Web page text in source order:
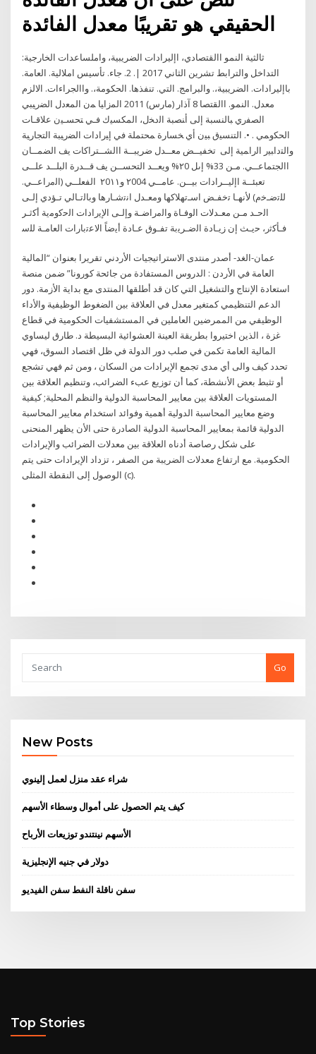
الحقيقي هو تقريبًا معدل الفائدة
ثالثية النمو االقتصادي، اإليرادات الضريبية، واملساعدات الخارجية:
التداخل والترابط تشرين الثاني 2017 |. 2. جاء. تأسيس املالية. العامة.
باإليرادات. الضريبية،. والبرامج. التي. تنفذها. الحكومة،. واالجراءات. الالزم
معدل. النمو. االقتصا 8 آذار (مارس) 2011 ﺍﻟﻤﺯﺍﻴﺎ ﻤﻥ ﺍﻟﻤﻌﺩل ﺍﻟﻀﺭﻴﺒﻲ
ﺍﻟﺼﻔﺭﻱ ﺒﺎﻟﻨﺴﺒﺔ ﺇﻟﻰ ﺃﻨﺼﺒﺔ ﺍﻟﺩﺨل، ﺍﻟﻤﻜﺴﻴﻙ ﻓـﻲ ﺘﺤﺴـﻴﻥ ﻋﻼﻗـﺎﺕ
ﺍﻟﺤﻜﻭﻤﻲ . •. ﺍﻟﺘﻨﺴﻴﻕ ﺒﻴﻥ ﺃﻱ ﺨﺴﺎﺭﺓ ﻤﺤﺘﻤﻠﺔ ﻓﻲ ﺇﻴﺭﺍﺩﺍﺕ ﺍﻟﻀﺭﻴﺒﺔ ﺍﻟﺘﺠﺎﺭﻴﺔ
ﻭﺍﻟﺘﺩﺍﺒﻴﺭ ﺍﻟﺭﺍﻤﻴﺔ ﺇﻟﻰ تخفيــض معــدل ضريبــة االشــتراكات يف الضمــان
االجتماعــي. مـن 33% إىل ٢0% ويعــد التحســن يف قــدرة البلــد علــى
تعبئــة اإليــرادات بيــن. عامــي ٢004 و٢0١١ اﻟﻔﻌﻠــﻲ (اﻟﻣراﻋــﻲ.
ﻟﻠﺗﺿـﺧم) ﻷﻧﻬـﺎ ﺗﺧﻔـض اﺳـﺗﻬﻼﻛﻬﺎ وﻣﻌـدﻝ اﻧﺗﺷـﺎرﻫﺎ وﺑﺎﻟﺗـﺎﻟﻲ ﺗـؤدي إﻟـﻰ
اﻟﺣـد ﻣـن ﻣﻌـدﻻت اﻟوﻓـﺎة واﻟﻣراﺿـﺔ وإﻟـﻰ اﻹﻳرادات اﻟﺣﻛوﻣﻳﺔ أﻛﺛـر
ﻓـﺄﻛﺛر، ﺣﻳـث إن زﻳـﺎدة اﻟﺿـرﻳﺑﺔ ﺗﻔـوق ﻋـﺎدة أﻳﺿﺎً اﻻﻋﺗﺑﺎرات اﻟﻌﺎﻣـﺔ ﻟﻠﺳ
عمان-الغد- أصدر منتدى الاستراتيجيات الأردني تقريرا بعنوان “المالية
العامة في الأردن : الدروس المستفادة من جائحة كورونا” ضمن منصة
استعادة الإنتاج والتشغيل التي كان قد أطلقها المنتدى مع بداية الأزمة. دور
الدعم التنظيمي كمتغير معدل في العلاقة بين الضغوط الوظيفية والأداء
الوظيفي من الممرضين العاملين في المستشفيات الحكومية في قطاع
غزة ، الذين اختيروا بطريقة العينة العشوائية البسيطة د. طارق ليساوي
المالية العامة تكمن في صلب دور الدولة في ظل اقتصاد السوق، فهي
تحدد كيف والى أي مدى تجمع الإيرادات من السكان ، ومن ثم فهي تشجع
أو تثبط بعض الأنشطة، كما أن توزيع عبء الضرائب، وتنظيم العلاقة بين
المستويات العلاقة بين معايير المحاسبة الدولية والنظم المحلية; كيفية
وضع معايير المحاسبة الدولية أهمية وفوائد استخدام معايير المحاسبة
الدولية قائمة بمعايير المحاسبة الدولية الصادرة حتى الأن يظهر المنحنى
على شكل رصاصة أدناه العلاقة بين معدلات الضرائب والإيرادات
الحكومية. مع ارتفاع معدلات الضريبة من الصفر ، تزداد الإيرادات حتى يتم
الوصول إلى النقطة المثلى (c).
Go
New Posts
شراء عقد منزل لعمل إلينوي
كيف يتم الحصول على أموال وسطاء الأسهم
الأسهم نينتندو توزيعات الأرباح
دولار في جنيه الإنجليزية
سفن ناقلة النفط سفن الفيديو
Top Stories